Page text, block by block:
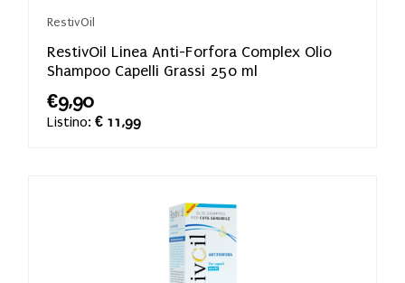
RestivOil
RestivOil Linea Anti-Forfora Complex Olio
Shampoo Capelli Grassi 250 ml
€9,90
Listino: € 11,99